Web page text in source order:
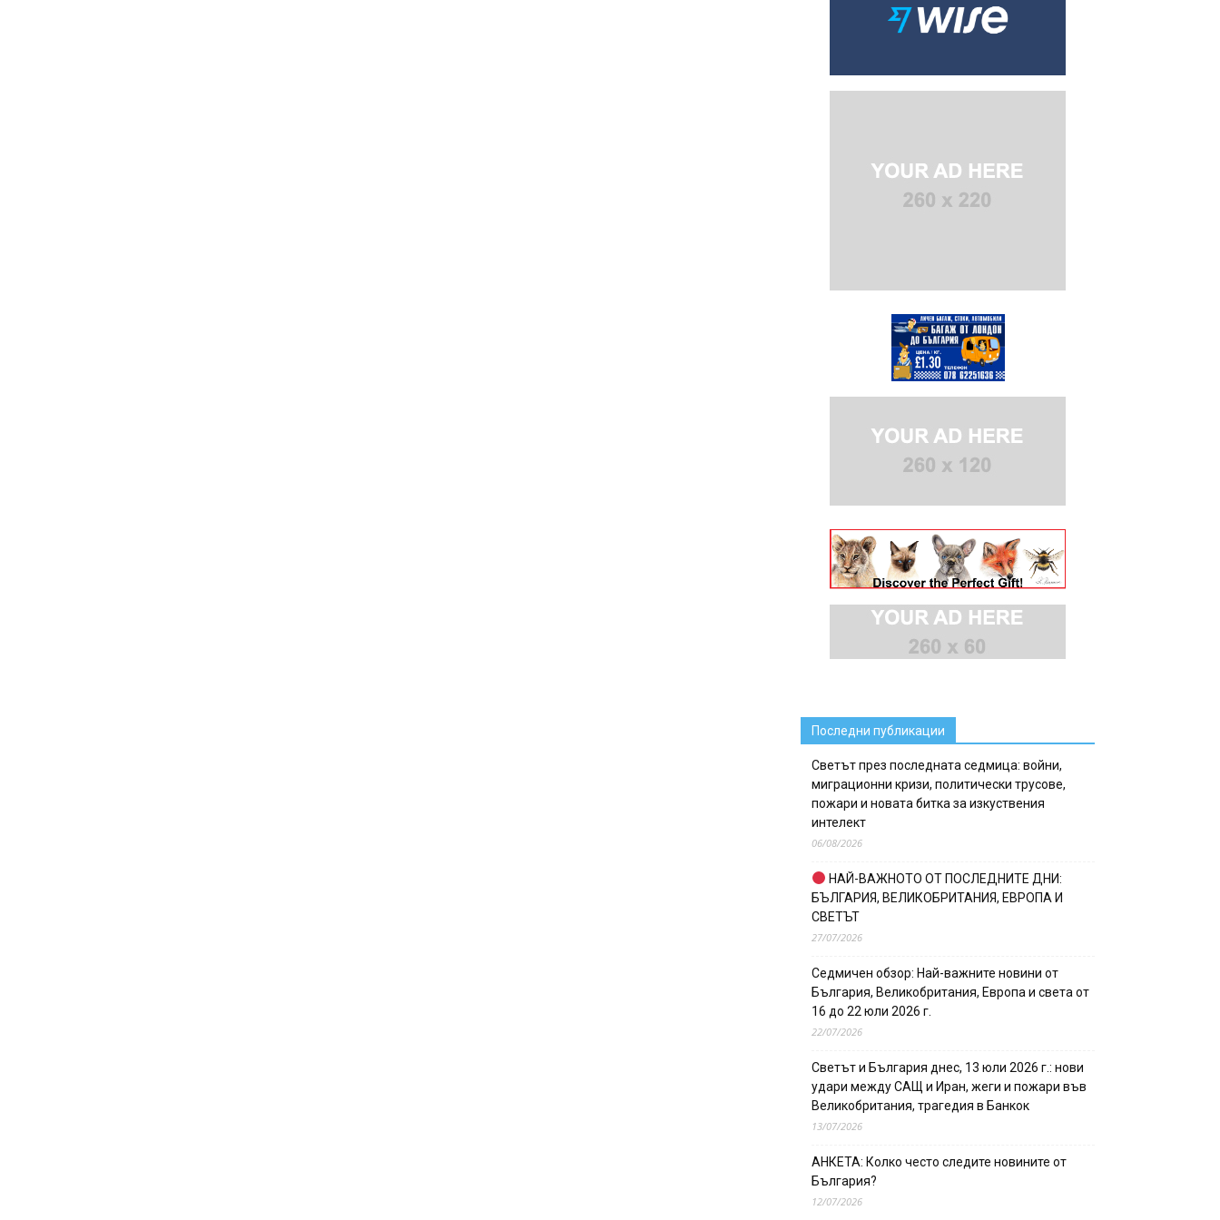
Последни публикации
Светът през последната седмица: войни,
миграционни кризи, политически трусове,
пожари и новата битка за изкуствения
интелект
06/08/2026
НАЙ-ВАЖНОТО ОТ ПОСЛЕДНИТЕ ДНИ:
БЪЛГАРИЯ, ВЕЛИКОБРИТАНИЯ, ЕВРОПА И
СВЕТЪТ
27/07/2026
Седмичен обзор: Най-важните новини от
България, Великобритания, Европа и света от
16 до 22 юли 2026 г.
22/07/2026
Светът и България днес, 13 юли 2026 г.: нови
удари между САЩ и Иран, жеги и пожари във
Великобритания, трагедия в Банкок
13/07/2026
АНКЕТА: Колко често следите новините от
България?
12/07/2026